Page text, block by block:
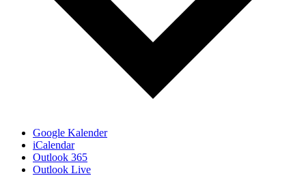
Google Kalender
iCalendar
Outlook 365
Outlook Live